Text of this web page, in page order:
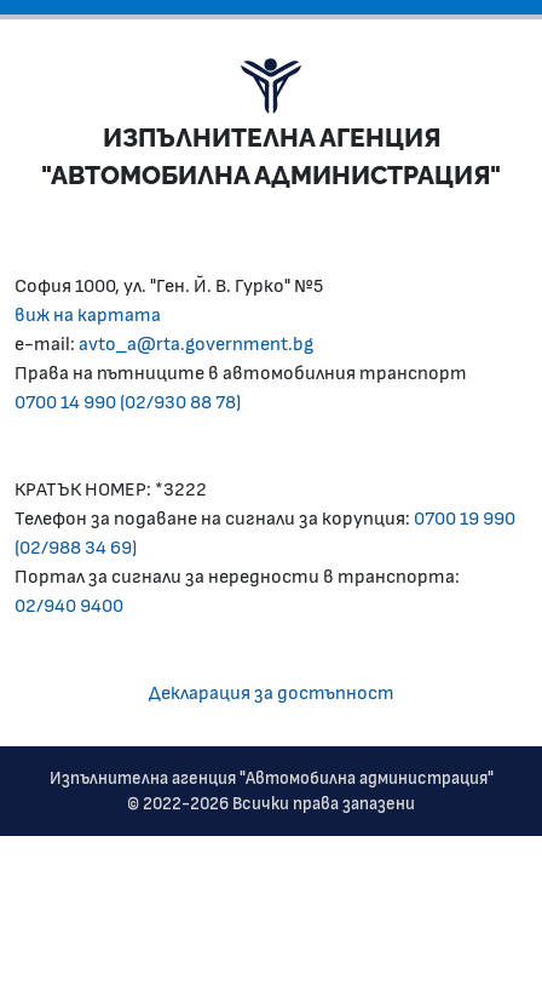
ИЗПЪЛНИТЕЛНА АГЕНЦИЯ
"АВТОМОБИЛНА АДМИНИСТРАЦИЯ"
София 1000, ул. "Ген. Й. В. Гурко" №5
виж на картата
e-mail: avto_a@rta.government.bg
Права на пътниците в автомобилния транспорт
0700 14 990 (02/930 88 78)
КРАТЪК НОМЕР: *3222
Телефон за подаване на сигнали за корупция: 0700 19 990
(02/988 34 69)
Портал за сигнали за нередности в транспорта:
02/940 9400
Декларация за достъпност
Изпълнителна агенция "Автомобилна администрация"
© 2022-2026 Всички права запазени